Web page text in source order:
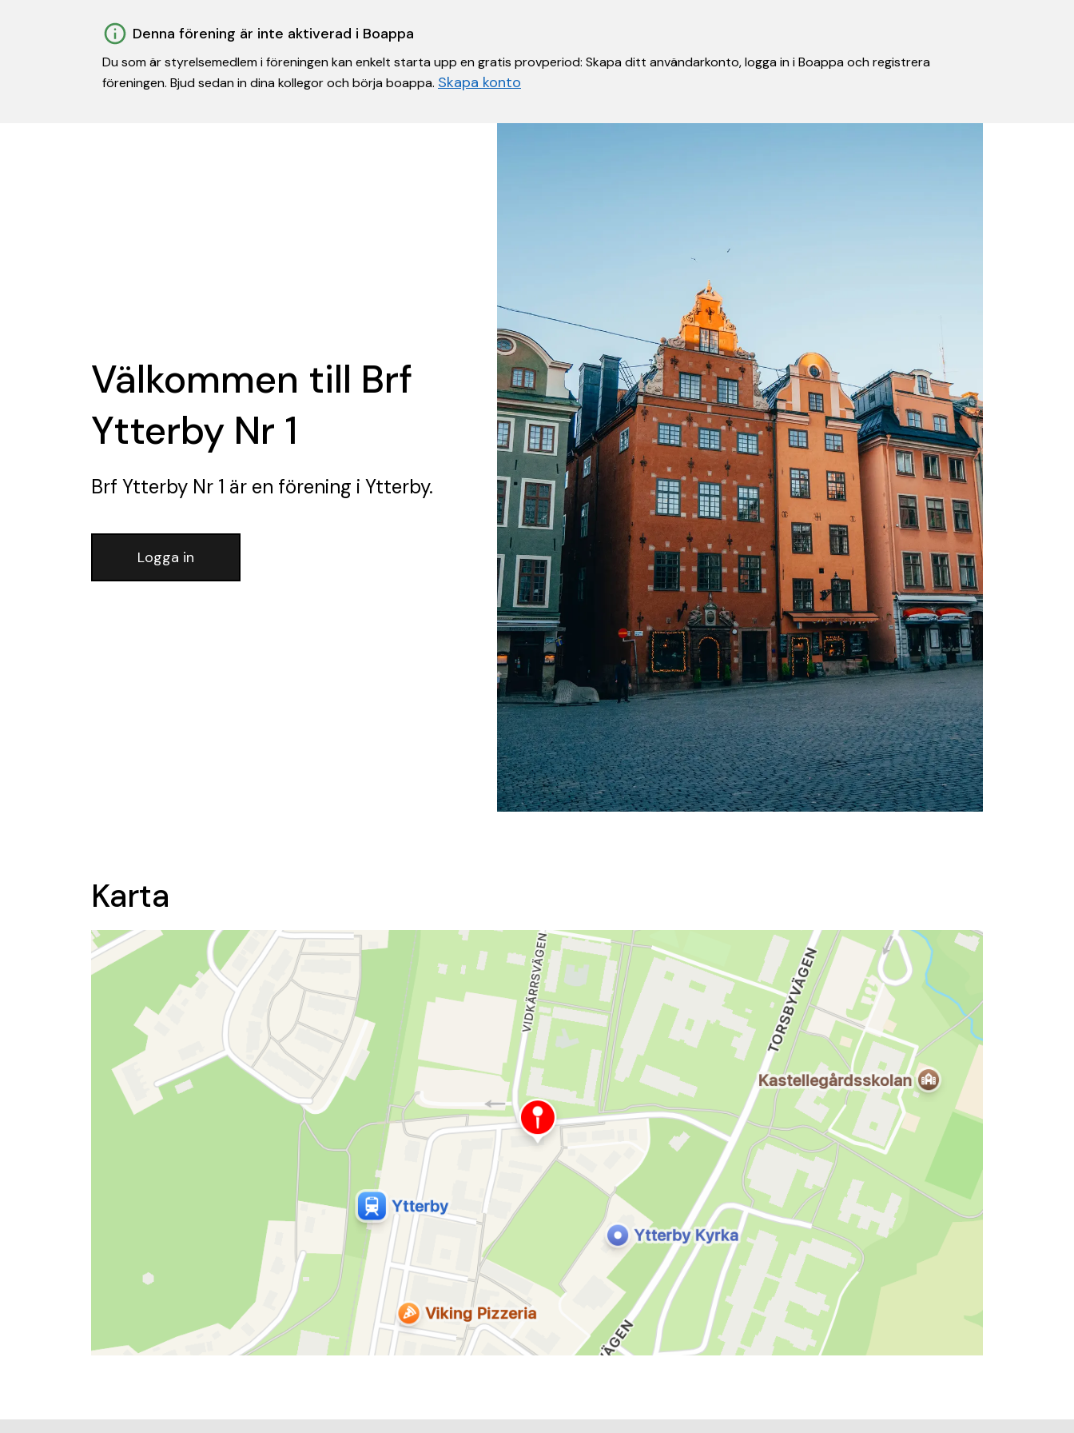
Denna förening är inte aktiverad i Boappa
Du som är styrelsemedlem i föreningen kan enkelt starta upp en gratis provperiod: Skapa ditt användarkonto, logga in i Boappa och registrera
föreningen. Bjud sedan in dina kollegor och börja boappa. Skapa konto
Välkommen till Brf
Ytterby Nr 1
Brf Ytterby Nr 1 är en förening i Ytterby.
Logga in
Karta